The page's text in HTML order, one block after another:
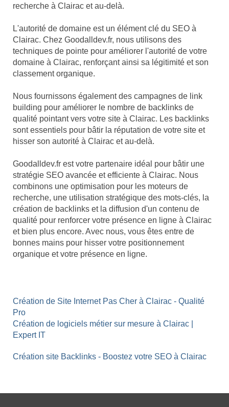
recherche à Clairac et au-delà.
L'autorité de domaine est un élément clé du SEO à
Clairac. Chez Goodalldev.fr, nous utilisons des
techniques de pointe pour améliorer l'autorité de votre
domaine à Clairac, renforçant ainsi sa légitimité et son
classement organique.
Nous fournissons également des campagnes de link
building pour améliorer le nombre de backlinks de
qualité pointant vers votre site à Clairac. Les backlinks
sont essentiels pour bâtir la réputation de votre site et
hisser son autorité à Clairac et au-delà.
Goodalldev.fr est votre partenaire idéal pour bâtir une
stratégie SEO avancée et efficiente à Clairac. Nous
combinons une optimisation pour les moteurs de
recherche, une utilisation stratégique des mots-clés, la
création de backlinks et la diffusion d'un contenu de
qualité pour renforcer votre présence en ligne à Clairac
et bien plus encore. Avec nous, vous êtes entre de
bonnes mains pour hisser votre positionnement
organique et votre présence en ligne.
Création de Site Internet Pas Cher à Clairac - Qualité
Pro
Création de logiciels métier sur mesure à Clairac |
Expert IT
Création site Backlinks - Boostez votre SEO à Clairac